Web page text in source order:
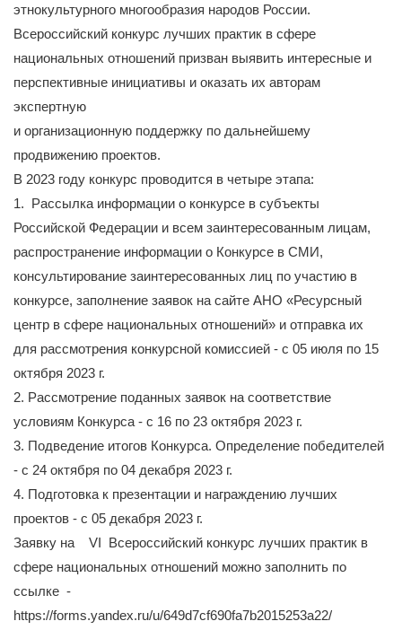
этнокультурного многообразия народов России.
Всероссийский конкурс лучших практик в сфере
национальных отношений призван выявить интересные и
перспективные инициативы и оказать их авторам
экспертную
и организационную поддержку по дальнейшему
продвижению проектов.
В 2023 году конкурс проводится в четыре этапа:
1. Рассылка информации о конкурсе в субъекты
Российской Федерации и всем заинтересованным лицам,
распространение информации о Конкурсе в СМИ,
консультирование заинтересованных лиц по участию в
конкурсе, заполнение заявок на сайте АНО «Ресурсный
центр в сфере национальных отношений» и отправка их
для рассмотрения конкурсной комиссией - с 05 июля по 15
октября 2023 г.
2. Рассмотрение поданных заявок на соответствие
условиям Конкурса - с 16 по 23 октября 2023 г.
3. Подведение итогов Конкурса. Определение победителей
- с 24 октября по 04 декабря 2023 г.
4. Подготовка к презентации и награждению лучших
проектов - с 05 декабря 2023 г.
Заявку на VI Всероссийский конкурс лучших практик в
сфере национальных отношений можно заполнить по
ссылке -
https://forms.yandex.ru/u/649d7cf690fa7b2015253a22/